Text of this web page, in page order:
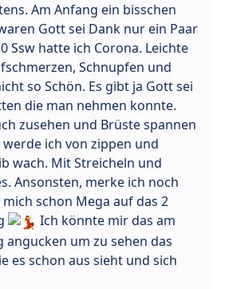
Am Anfang ein bisschen
Gott sei Dank nur ein Paar
Ssw hatte ich Corona. Leichte
Schnupfen und
so Schön. Es gibt ja Gott sei
die man nehmen konnte.
zusehen und Brüste spannen
ich von zippen und
wach. Mit Streicheln und
Ansonsten, merke ich noch
schon Mega auf das 2
Ich könnte mir das am
angucken um zu sehen das
es schon aus sieht und sich